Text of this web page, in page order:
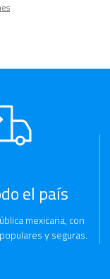
el país
mexicana, con
y seguras.